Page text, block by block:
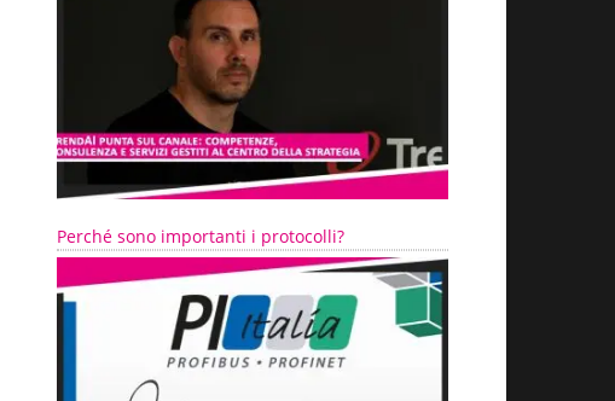
Perché sono importanti i protocolli?